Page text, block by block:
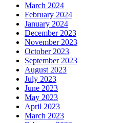
March 2024
February 2024
January 2024
December 2023
November 2023
October 2023
September 2023
August 2023
July 2023
June 2023
May 2023
April 2023
March 2023